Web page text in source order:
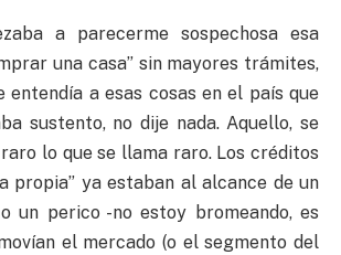
a parecerme sospechosa esa
una casa” sin mayores trámites,
entendía a esas cosas en el país que
sustento, no dije nada. Aquello, se
lo que se llama raro. Los créditos
propia” ya estaban al alcance de un
un perico -no estoy bromeando, es
el mercado (o el segmento del